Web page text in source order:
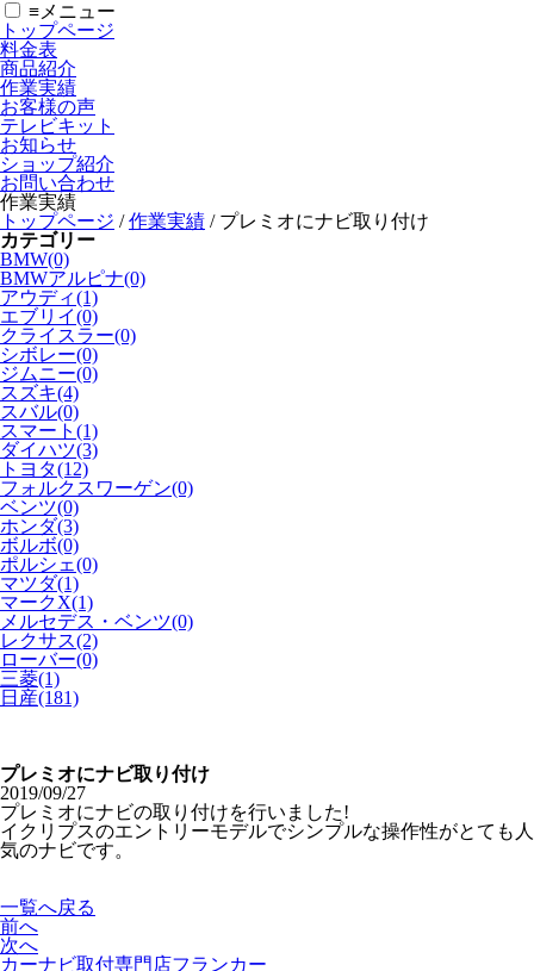
≡ メニュー
トップページ
料金表
商品紹介
作業実績
お客様の声
テレビキット
お知らせ
ショップ紹介
お問い合わせ
作業実績
トップページ /作業実績 / プレミオにナビ取り付け
カテゴリー
BMW(0)
BMWアルピナ(0)
アウディ(1)
エブリイ(0)
クライスラー(0)
シボレー(0)
ジムニー(0)
スズキ(4)
スバル(0)
スマート(1)
ダイハツ(3)
トヨタ(12)
フォルクスワーゲン(0)
ベンツ(0)
ホンダ(3)
ボルボ(0)
ポルシェ(0)
マツダ(1)
マークX(1)
メルセデス・ベンツ(0)
レクサス(2)
ローバー(0)
三菱(1)
日産(181)
プレミオにナビ取り付け
2019/09/27
プレミオにナビの取り付けを行いました!
イクリプスのエントリーモデルでシンプルな操作性がとても人
気のナビです。
一覧へ戻る
前へ
次へ
カーナビ取付専⾨店フランカー